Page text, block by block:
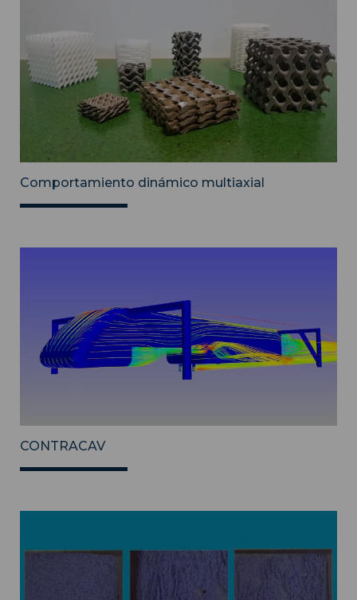
Comportamiento dinámico multiaxial
CONTRACAV